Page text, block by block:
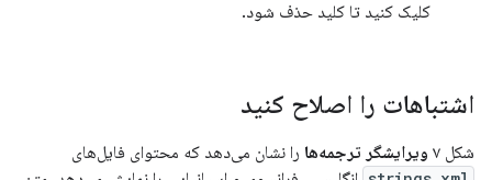
کلیک کنید تا کلید حذف شود.
اشتباهات را اصلاح کنید
شکل ۷ ویرایشگر ترجمه‌ها را نشان می‌دهد که محتوای فایل‌های